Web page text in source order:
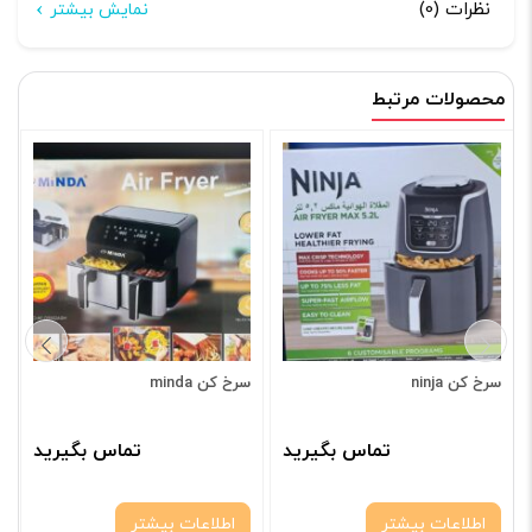
نظرات (0) نمایش بیشتر
هیچ دیدگاهی برای این محصول نوشته نشده است.
اولین نفری باشید که دیدگاهی را ارسال می کنید برای “سرخ
کن nutricook air fryer 2”
نشانی ایمیل شما منتشر نخواهد شد. بخش‌های موردنیاز
علامت‌گذاری شده‌اند*
امتیاز شما*
دیدگاه شما*
محصولات مرتبط
سرخ کن ninja
تماس بگیرید
اطلاعات بیشتر
سرخ کن minda
تماس بگیرید
اطلاعات بیشتر